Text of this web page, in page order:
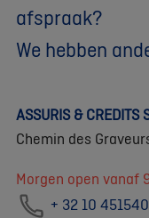
afspraak?
We hebben
ASSURIS & CREDITS
Chemin des
Morgen open vanaf
+ 32 10 451540